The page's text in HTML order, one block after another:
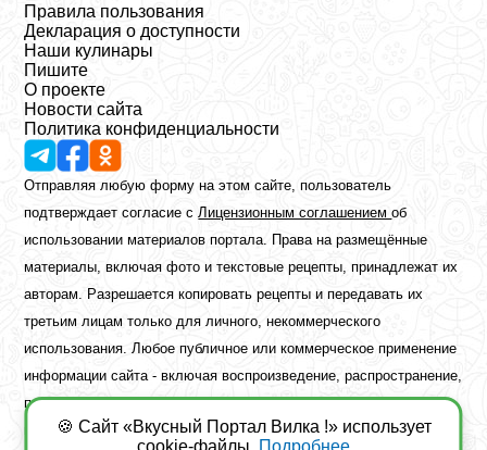
Правила пользования
Декларация о доступности
Наши кулинары
Пишите
О проекте
Новости сайта
Политика конфиденциальности
Отправляя любую форму на этом сайте, пользователь
подтверждает согласие с Лицензионным соглашениемоб
использовании материалов портала. Права на размещённые
материалы, включая фото и текстовые рецепты, принадлежат их
авторам. Разрешается копировать рецепты и передавать их
третьим лицам только для личного, некоммерческого
использования. Любое публичное или коммерческое применение
информации сайта - включая воспроизведение, распространение,
публикацию или обработку - возможно лишь при наличии
предварительного письменного разрешения правообладателя.
🍪 Сайт «Вкусный Портал Вилка !» использует
cookie-файлы.
Подробнее